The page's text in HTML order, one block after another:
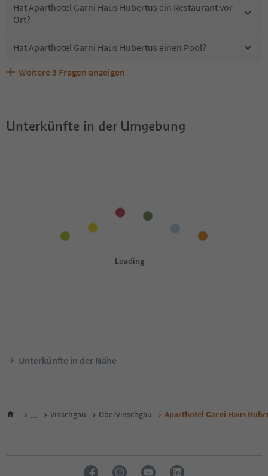
Hat Aparthotel Garni Haus Hubertus ein Restaurant vor
Ort?
Hat Aparthotel Garni Haus Hubertus einen Pool?
Sind Haustiere in der Unterkunft Aparthotel Garni Haus
Welche Services bietet Aparthotel Garni Haus Hubertus?
Erhalten die Gäste von Aparthotel Garni Haus Hubertus
Weitere 3 Fragen anzeigen
Unterkünfte in der Umgebung
Unterkünfte in der Nähe
... Vinschgau Obervinschgau Aparthotel Garni Haus